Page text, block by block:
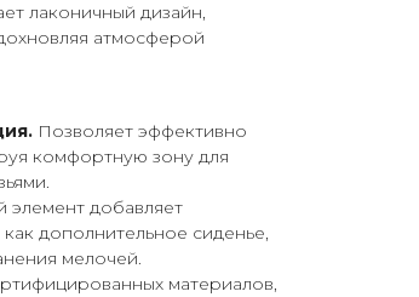
лаконичный дизайн,
атмосферой
Позволяет эффективно
комфортную зону для
элемент добавляет
дополнительное сиденье,
мелочей.
материалов,